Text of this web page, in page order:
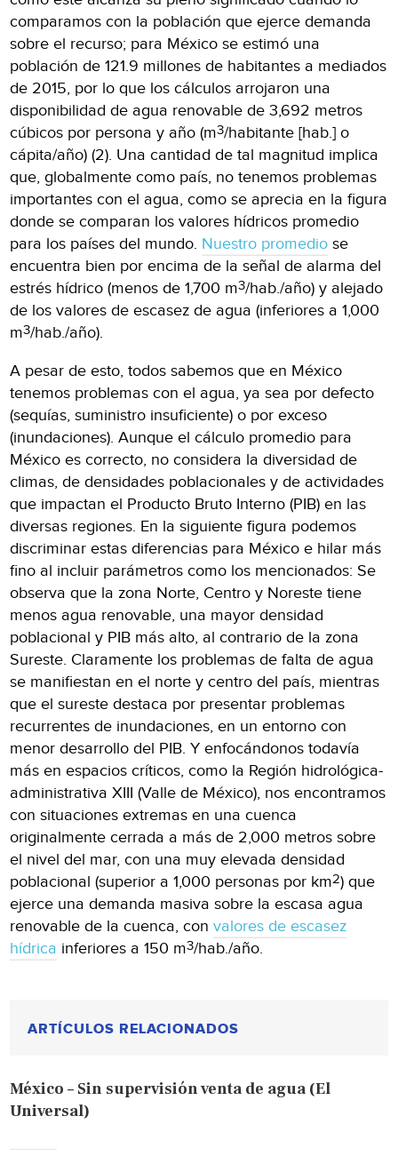
comparamos con la población que ejerce demanda
sobre el recurso; para México se estimó una
población de 121.9 millones de habitantes a mediados
de 2015, por lo que los cálculos arrojaron una
disponibilidad de agua renovable de 3,692 metros
cúbicos por persona y año (m3/habitante [hab.] o
cápita/año) (2). Una cantidad de tal magnitud implica
que, globalmente como país, no tenemos problemas
importantes con el agua, como se aprecia en la figura
donde se comparan los valores hídricos promedio
para los países del mundo. Nuestro promedio se
encuentra bien por encima de la señal de alarma del
estrés hídrico (menos de 1,700 m3/hab./año) y alejado
de los valores de escasez de agua (inferiores a 1,000
m3/hab./año).
A pesar de esto, todos sabemos que en México
tenemos problemas con el agua, ya sea por defecto
(sequías, suministro insuficiente) o por exceso
(inundaciones). Aunque el cálculo promedio para
México es correcto, no considera la diversidad de
climas, de densidades poblacionales y de actividades
que impactan el Producto Bruto Interno (PIB) en las
diversas regiones. En la siguiente figura podemos
discriminar estas diferencias para México e hilar más
fino al incluir parámetros como los mencionados: Se
observa que la zona Norte, Centro y Noreste tiene
menos agua renovable, una mayor densidad
poblacional y PIB más alto, al contrario de la zona
Sureste. Claramente los problemas de falta de agua
se manifiestan en el norte y centro del país, mientras
que el sureste destaca por presentar problemas
recurrentes de inundaciones, en un entorno con
menor desarrollo del PIB. Y enfocándonos todavía
más en espacios críticos, como la Región hidrológica-
administrativa XIII (Valle de México), nos encontramos
con situaciones extremas en una cuenca
originalmente cerrada a más de 2,000 metros sobre
el nivel del mar, con una muy elevada densidad
poblacional (superior a 1,000 personas por km2) que
ejerce una demanda masiva sobre la escasa agua
renovable de la cuenca, convalores de escasez
hídrica inferiores a 150 m3/hab./año.
ARTÍCULOS RELACIONADOS
México – Sin supervisión venta de agua (El
Universal)